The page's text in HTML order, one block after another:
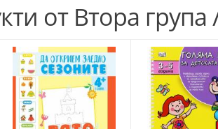
от Втора група